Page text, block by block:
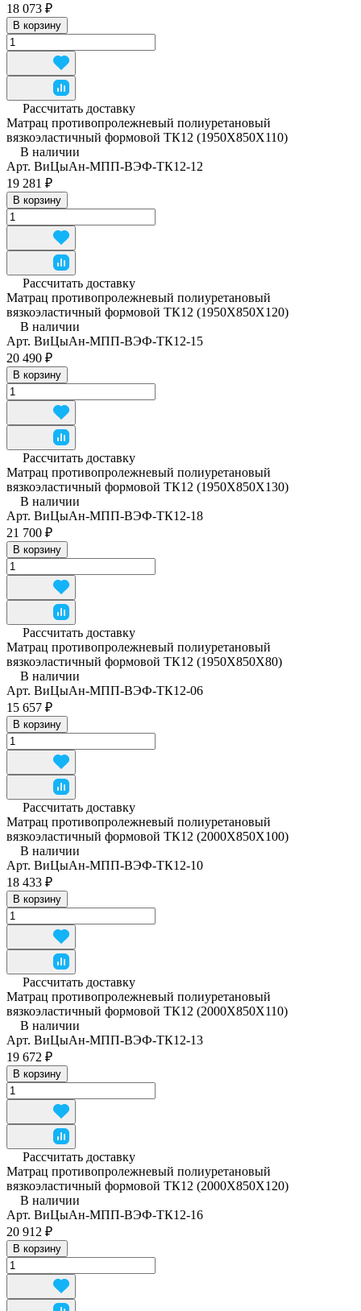
18 073 ₽
В корзину
Рассчитать доставку
Матрац противопролежневый полиуретановый
вязкоэластичный формовой ТК12 (1950Х850Х110)
В наличии
Арт. ВиЦыАн-МПП-ВЭФ-ТК12-12
19 281 ₽
В корзину
Рассчитать доставку
Матрац противопролежневый полиуретановый
вязкоэластичный формовой ТК12 (1950Х850Х120)
В наличии
Арт. ВиЦыАн-МПП-ВЭФ-ТК12-15
20 490 ₽
В корзину
Рассчитать доставку
Матрац противопролежневый полиуретановый
вязкоэластичный формовой ТК12 (1950Х850Х130)
В наличии
Арт. ВиЦыАн-МПП-ВЭФ-ТК12-18
21 700 ₽
В корзину
Рассчитать доставку
Матрац противопролежневый полиуретановый
вязкоэластичный формовой ТК12 (1950Х850Х80)
В наличии
Арт. ВиЦыАн-МПП-ВЭФ-ТК12-06
15 657 ₽
В корзину
Рассчитать доставку
Матрац противопролежневый полиуретановый
вязкоэластичный формовой ТК12 (2000Х850Х100)
В наличии
Арт. ВиЦыАн-МПП-ВЭФ-ТК12-10
18 433 ₽
В корзину
Рассчитать доставку
Матрац противопролежневый полиуретановый
вязкоэластичный формовой ТК12 (2000Х850Х110)
В наличии
Арт. ВиЦыАн-МПП-ВЭФ-ТК12-13
19 672 ₽
В корзину
Рассчитать доставку
Матрац противопролежневый полиуретановый
вязкоэластичный формовой ТК12 (2000Х850Х120)
В наличии
Арт. ВиЦыАн-МПП-ВЭФ-ТК12-16
20 912 ₽
В корзину